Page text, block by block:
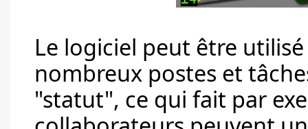
Le logiciel peut être
nombreux postes et
"statut", ce qui fait par